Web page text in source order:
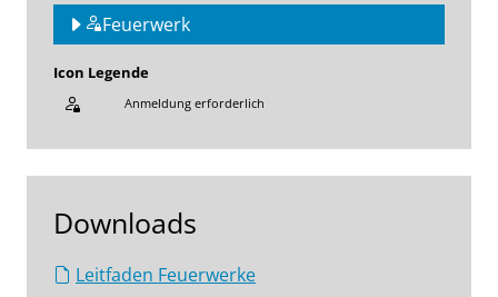
Feuerwerk
Icon Legende
Anmeldung erforderlich
Downloads
Leitfaden Feuerwerke